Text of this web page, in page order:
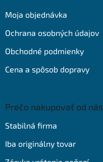
Moja objednávka
Ochrana osobných údajov
Obchodné podmienky
Cena a spôsob dopravy
Prečo nakupovať od nás
Stabilná firma
Iba originálny tovar